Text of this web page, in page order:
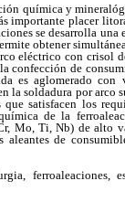
química y
importante placer
se desarrolla una
obtener
eléctrico con crisol
confección de
es aglomerado
la soldadura por arco
satisfacen los
de la
Mo, Ti, Nb) de alto
de
ferroaleaciones,